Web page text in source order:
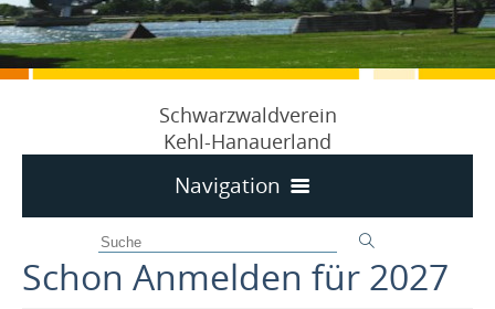
Schwarzwaldverein
Kehl-Hanauerland
Navigation
125 Jahre SWV Kehl-Hanauerland 1897-2022
Schon Anmelden für 2027